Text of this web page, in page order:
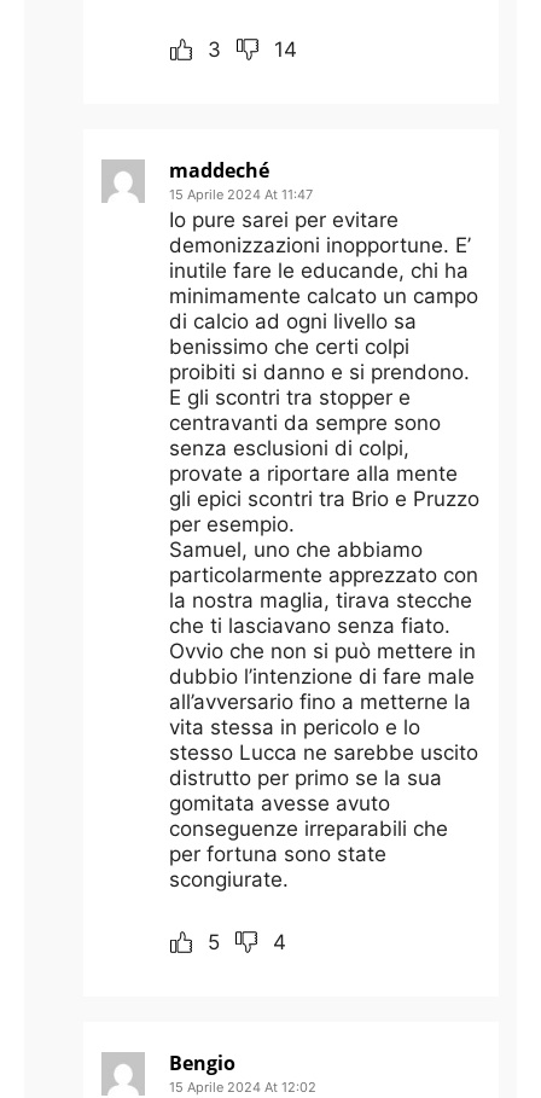
3 14
maddeché
15 Aprile 2024 At 11:47
Io pure sarei per evitare
demonizzazioni inopportune. E’
inutile fare le educande, chi ha
minimamente calcato un campo
di calcio ad ogni livello sa
benissimo che certi colpi
proibiti si danno e si prendono.
E gli scontri tra stopper e
centravanti da sempre sono
senza esclusioni di colpi,
provate a riportare alla mente
gli epici scontri tra Brio e Pruzzo
per esempio.
Samuel, uno che abbiamo
particolarmente apprezzato con
la nostra maglia, tirava stecche
che ti lasciavano senza fiato.
Ovvio che non si può mettere in
dubbio l’intenzione di fare male
all’avversario fino a metterne la
vita stessa in pericolo e lo
stesso Lucca ne sarebbe uscito
distrutto per primo se la sua
gomitata avesse avuto
conseguenze irreparabili che
per fortuna sono state
scongiurate.
5 4
Bengio
15 Aprile 2024 At 12:02